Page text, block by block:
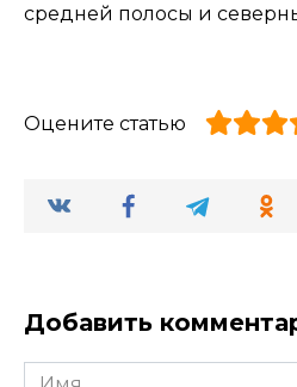
средней полосы и
Оцените статью
Добавить
Имя